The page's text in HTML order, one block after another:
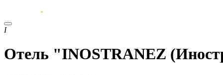
I
Отель "INOSTRANEZ